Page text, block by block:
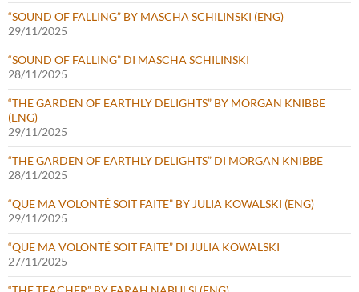
“SOUND OF FALLING” BY MASCHA SCHILINSKI (ENG)
29/11/2025
“SOUND OF FALLING” DI MASCHA SCHILINSKI
28/11/2025
“THE GARDEN OF EARTHLY DELIGHTS” BY MORGAN KNIBBE
(ENG)
29/11/2025
“THE GARDEN OF EARTHLY DELIGHTS” DI MORGAN KNIBBE
28/11/2025
“QUE MA VOLONTÉ SOIT FAITE” BY JULIA KOWALSKI (ENG)
29/11/2025
“QUE MA VOLONTÉ SOIT FAITE” DI JULIA KOWALSKI
27/11/2025